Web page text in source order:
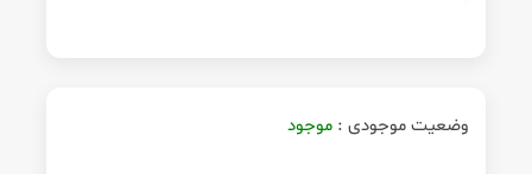
وضعیت موجودی : موجود